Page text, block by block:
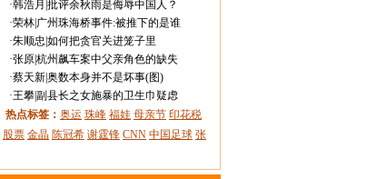
·韩浩月 批评余秋雨是侮辱中国人？
·荣林| 广州珠海桥事件:被推下的是谁
·朱顺忠 如何把贪官关进笼子里
·张原|杭州飙车案中父亲角色的缺失
·蔡天新|奥数本身并不是坏事(图)
·王攀|副县长之女施暴的卫生巾疑虑
热点标签： 奥运 珠峰 福娃 母亲节 印花税
股票 金晶 陈冠希 谢霆锋 CNN 中国足球 张